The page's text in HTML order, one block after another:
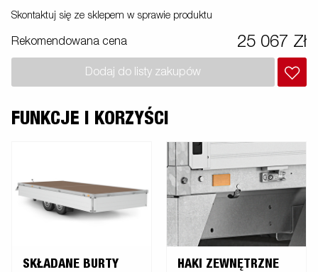
Dostępna szeroka gama akcesoriów. Zdjęcia są zdjęciami
wyposażenia.
Skontaktuj się ze sklepem w sprawie produktu
Rekomendowana cena 25 067 Zł
Dodaj do listy zakupów
FUNKCJE I KORZYŚCI
SKŁADANE BURTY
HAKI ZEWNĘTRZNE